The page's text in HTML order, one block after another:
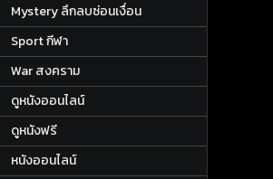
Mystery ลึกลบซ่อนเงื่อน
Sport กีฬา
War สงคราม
ดูหนังออนไลน์
ดูหนังฟรี
หนังออนไลน์